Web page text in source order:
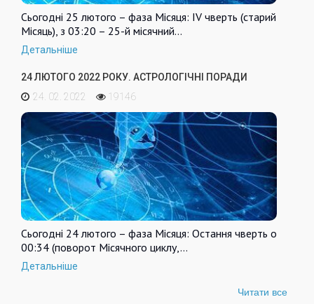
Сьогодні 25 лютого – фаза Місяця: IV чверть (старий
Місяць), з 03:20 – 25-й місячний…
Детальніше
24 ЛЮТОГО 2022 РОКУ. АСТРОЛОГІЧНІ ПОРАДИ
24. 02. 2022
19146
Сьогодні 24 лютого – фаза Місяця: Остання чверть о
00:34 (поворот Місячного циклу,…
Детальніше
Читати все